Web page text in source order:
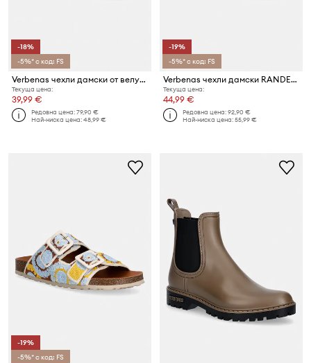
-18%
-5%* с код: FS
Verbenas чехли дамски от велур RANDEL SERRAJE TACHAS NAT
Текуща цена:
39,99 €
Редовна цена:79,90 €
Най-ниска цена:48,99 €
-19%
-5%* с код: FS
Verbenas чехли дамски RANDEL DANCE
Текуща цена:
44,99 €
Редовна цена:92,90 €
Най-ниска цена:55,99 €
-19%
-5%* с код: FS